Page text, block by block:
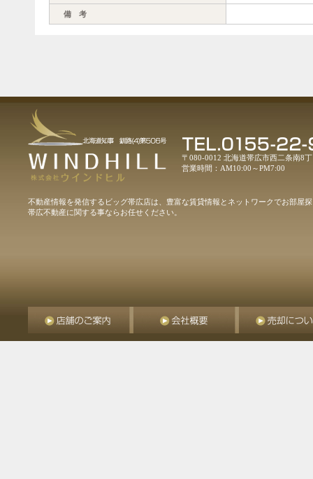
備 考
〒080-0012 北海道帯広市西二条南8
営業時間：AM10:00～PM7:00
不動産情報を発信するビッグ帯広店は、豊富な賃貸情報とネットワークでお部屋
帯広不動産に関する事ならお任せください。